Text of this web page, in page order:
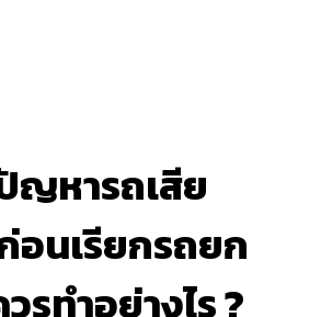
ญหารถเสีย
อนเรียกรถยก
รทำอย่างไร ?